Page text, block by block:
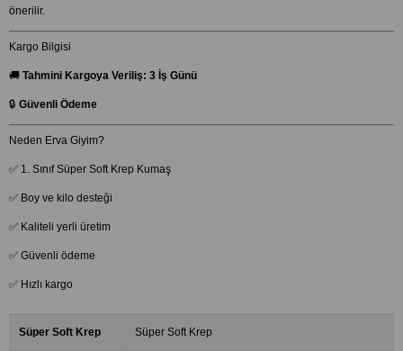
önerilir.
Kargo Bilgisi
🚚 Tahmini Kargoya Veriliş: 3 İş Günü
🔒 Güvenli Ödeme
Neden Erva Giyim?
✅ 1. Sınıf Süper Soft Krep Kumaş
✅ Boy ve kilo desteği
✅ Kaliteli yerli üretim
✅ Güvenli ödeme
✅ Hızlı kargo
Süper Soft Krep Süper Soft Krep